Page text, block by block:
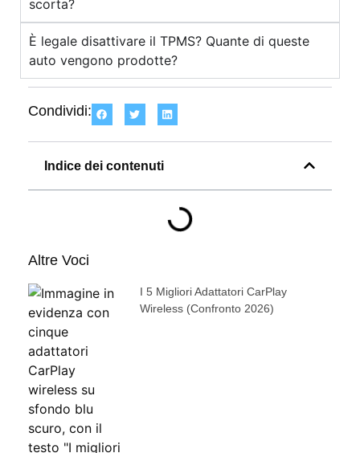
scorta?
È legale disattivare il TPMS? Quante di queste
auto vengono prodotte?
Condividi:
Indice dei contenuti
Altre Voci
I 5 Migliori Adattatori CarPlay
Wireless (confronto 2026)